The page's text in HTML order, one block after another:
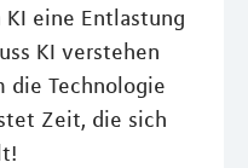
eine Entlastung
KI verstehen
die Technologie
Zeit, die sich